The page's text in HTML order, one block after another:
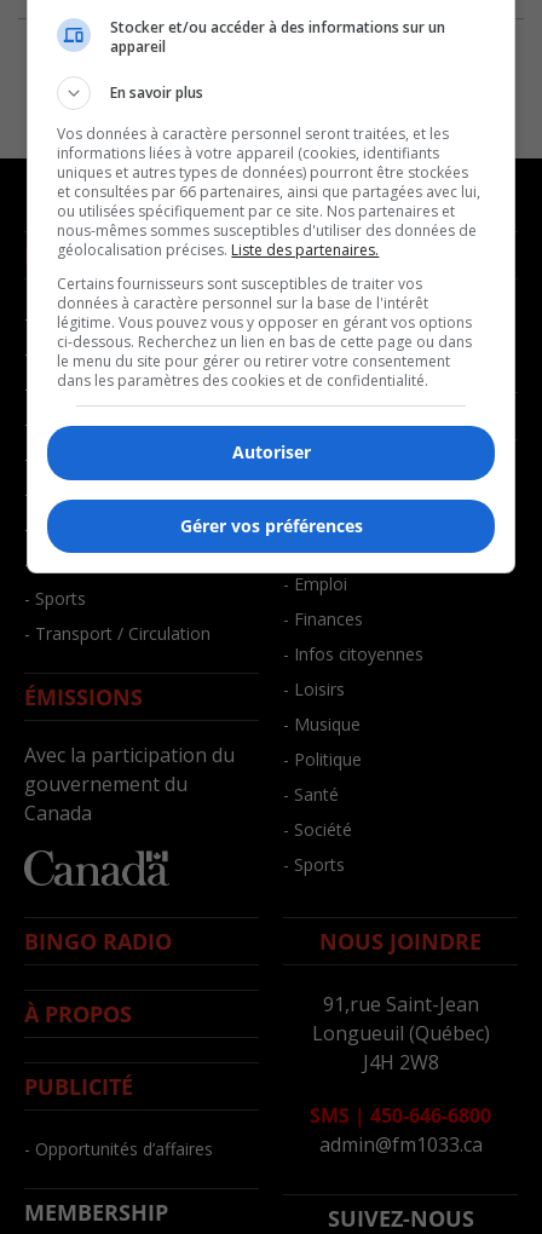
NOUVELLES
- Affaires municipales
- Communauté / Social
- Culture
- Économie
- Éducation
- Environnement
- Faits divers
- Santé et bien-être
- Sports
- Transport / Circulation
ÉMISSIONS
Avec la participation du
gouvernement du
Canada
MUSIQUE
- Décompte franco
- Joué récemment
BALADOS
- Affaires
- Art de vivre
- Bien-être
- Emploi
- Finances
- Infos citoyennes
- Loisirs
- Musique
- Politique
- Santé
- Société
- Sports
BINGO RADIO
À PROPOS
PUBLICITÉ
- Opportunités d’affaires
MEMBERSHIP
NOUS JOINDRE
91,rue Saint-Jean
Longueuil (Québec)
J4H 2W8
SMS | 450-646-6800
admin@fm1033.ca
SUIVEZ-NOUS
Stocker et/ou accéder à des informations sur un
appareil
En savoir plus
Vos données à caractère personnel seront traitées, et les
informations liées à votre appareil (cookies, identifiants
uniques et autres types de données) pourront être stockées
et consultées par 66 partenaires, ainsi que partagées avec lui,
ou utilisées spécifiquement par ce site. Nos partenaires et
nous-mêmes sommes susceptibles d'utiliser des données de
géolocalisation précises. Liste des partenaires.
Certains fournisseurs sont susceptibles de traiter vos
données à caractère personnel sur la base de l'intérêt
légitime. Vous pouvez vous y opposer en gérant vos options
ci-dessous. Recherchez un lien en bas de cette page ou dans
le menu du site pour gérer ou retirer votre consentement
dans les paramètres des cookies et de confidentialité.
Autoriser
Gérer vos préférences